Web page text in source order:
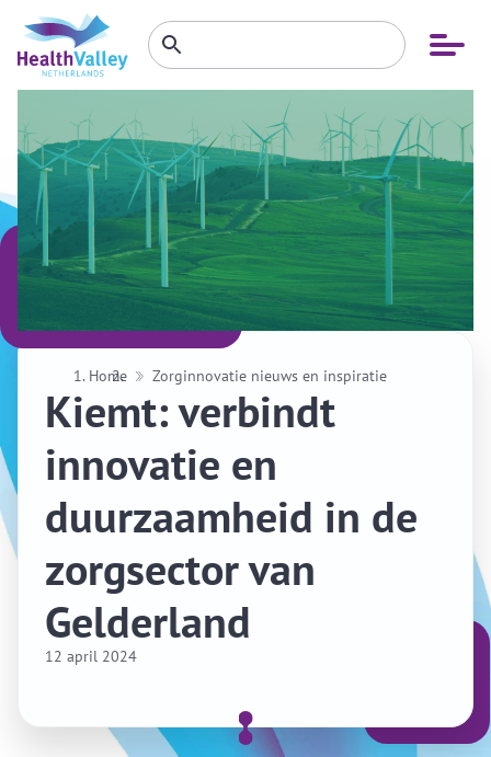
Open
menu
Zoeken
binnen
website
Zoeken
Home Zorginnovatie nieuws en inspiratie
Kiemt: verbindt
innovatie en
duurzaamheid in de
zorgsector van
Gelderland
12 april 2024